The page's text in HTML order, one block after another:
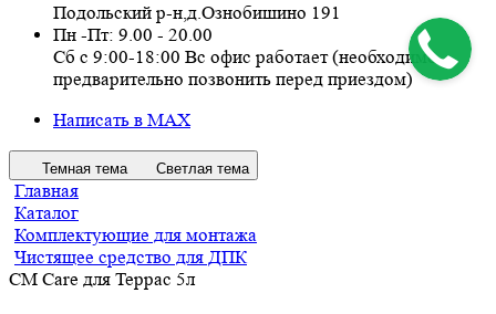
Подольский р-н,д.Ознобишино 191
Пн -Пт: 9.00 - 20.00
Сб с 9:00-18:00 Вс офис работает (необходимо
предварительно позвонить перед приездом)
Написать в MAX
Темная тема Светлая тема
Главная
Каталог
Комплектующие для монтажа
Чистящее средство для ДПК
CM Care для Террас 5л